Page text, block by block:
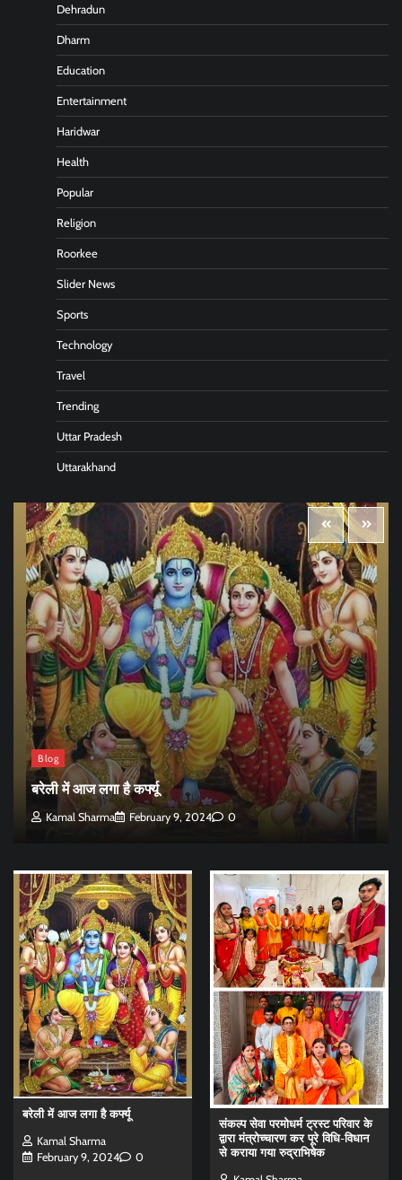
Dehradun
Dharm
Education
Entertainment
Haridwar
Health
Popular
Religion
Roorkee
Slider News
Sports
Technology
Travel
Trending
Uttar Pradesh
Uttarakhand
Blog
बरेली में आज लगा है कर्फ्यू
Kamal Sharma February 9, 2024 0
बरेली में आज लगा है कर्फ्यू
Kamal Sharma
February 9, 2024
0
संकल्प सेवा परमोधर्म ट्रस्ट परिवार के
द्वारा मंत्रोच्चारण कर पूरे विधि-विधान
से कराया गया रुद्राभिषेक